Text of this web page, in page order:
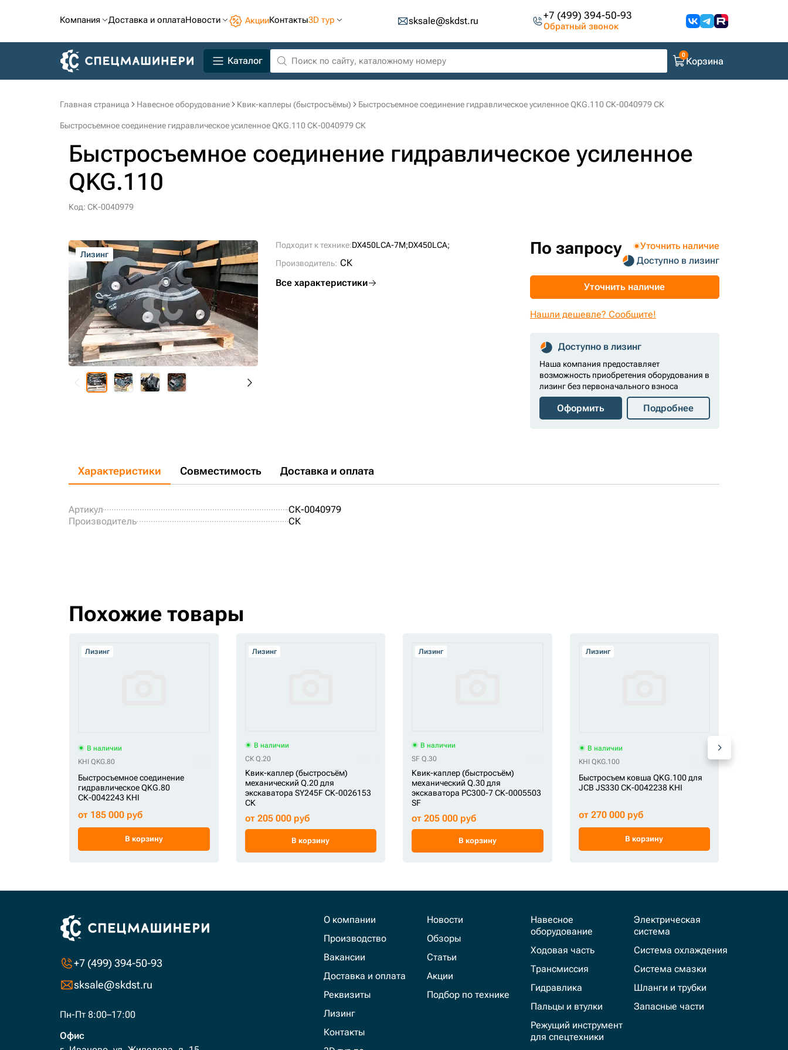
Компания Доставка и оплатаНовости АкцииКонтакты3D тур sksale@skdst.ru +7 (499) 394-50-93
Обратный звонок
Каталог Корзина
Главная страница Навесное оборудование Квик-каплеры (быстросъёмы) Быстросъемное соединение гидравлическое усиленное QKG.110 СК-0040979 СК
Быстросъемное соединение гидравлическое усиленное QKG.110 СК-0040979 СК
Быстросъемное соединение гидравлическое усиленное
QKG.110
Код: СК-0040979
Лизинг
Лизинг
Лизинг
Лизинг
Подходит к технике:DX450LCA-7M;DX450LCA;
Производитель: СК
Все характеристики
По запросу
Уточнить наличие
Доступно в лизинг
Уточнить наличие
Нашли дешевле? Сообщите!
Доступно в лизинг
Наша компания предоставляет
возможность приобретения оборудования в
лизинг без первоначального взноса
Оформить Подробнее
Характеристики Совместимость Доставка и оплата
Артикул
СК-0040979
Производитель
СК
Похожие товары
Лизинг
В наличии
KHI QKG.80
Быстросъемное соединение
гидравлическое QKG.80
СК-0042243 KHI
от 185 000 руб
В корзину
Лизинг
В наличии
СК Q.20
Квик-каплер (быстросъём)
механический Q.20 для
экскаватора SY245F СК-0026153
СК
от 205 000 руб
В корзину
Лизинг
В наличии
SF Q.30
Квик-каплер (быстросъём)
механический Q.30 для
экскаватора PC300-7 СК-0005503
SF
от 205 000 руб
В корзину
Лизинг
В наличии
KHI QKG.100
Быстросъем ковша QKG.100 для
JCB JS330 СК-0042238 KHI
от 270 000 руб
В корзину
+7 (499) 394-50-93
sksale@skdst.ru
Пн-Пт 8:00–17:00
Офис
О компании
Производство
Вакансии
Доставка и оплата
Реквизиты
Лизинг
Контакты
Новости
Обзоры
Статьи
Акции
Подбор по технике
Навесное
оборудование
Ходовая часть
Трансмиссия
Гидравлика
Пальцы и втулки
Режущий инструмент
для спецтехники
Электрическая
система
Система охлаждения
Система смазки
Шланги и трубки
Запасные части